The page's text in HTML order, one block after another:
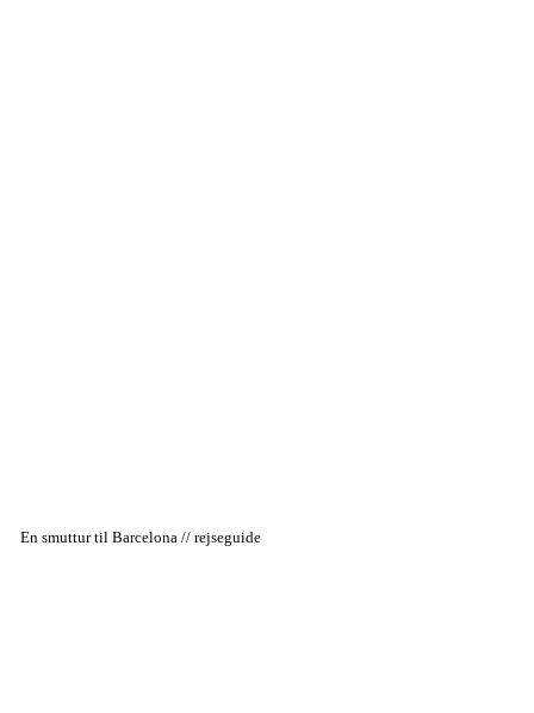
En smuttur til Barcelona // rejseguide